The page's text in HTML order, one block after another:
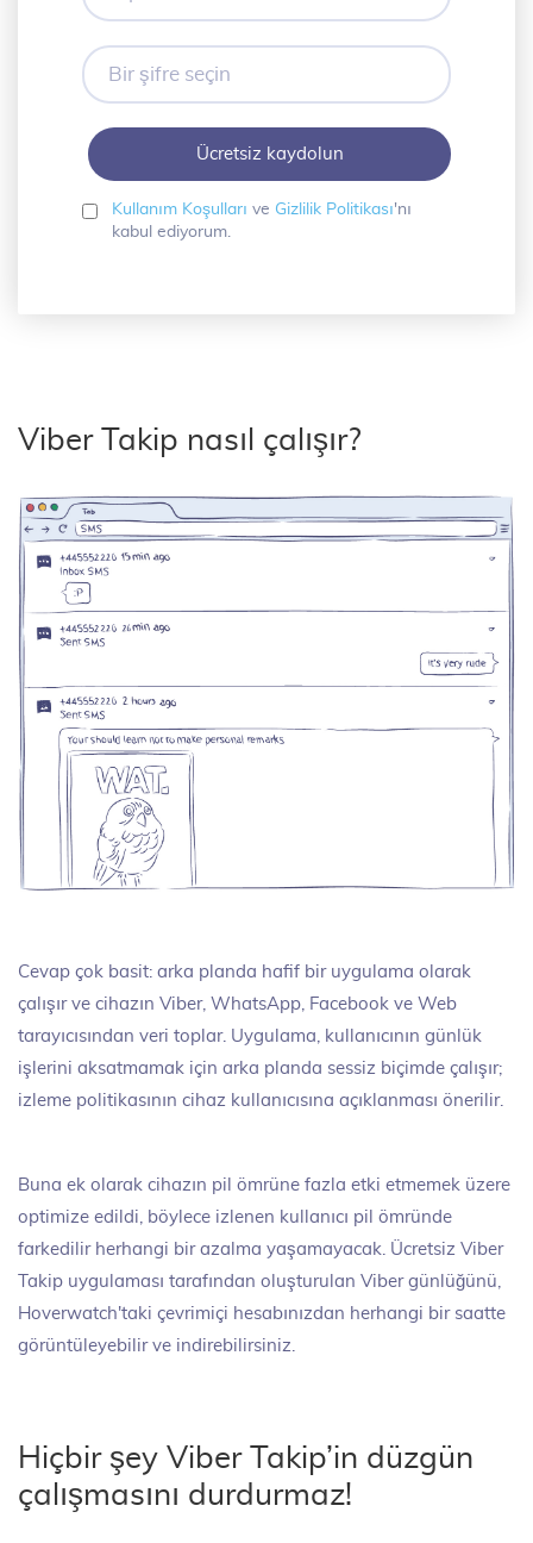
adresiniz
Bir
şifre
seçin
Kullanım Koşulları ve Gizlilik Politikası'nı
kabul ediyorum.
Viber Takip nasıl çalışır?
Cevap çok basit: arka planda hafif bir uygulama olarak
çalışır ve cihazın Viber, WhatsApp, Facebook ve Web
tarayıcısından veri toplar. Uygulama, kullanıcının günlük
işlerini aksatmamak için arka planda sessiz biçimde çalışır;
izleme politikasının cihaz kullanıcısına açıklanması önerilir.
Buna ek olarak cihazın pil ömrüne fazla etki etmemek üzere
optimize edildi, böylece izlenen kullanıcı pil ömründe
farkedilir herhangi bir azalma yaşamayacak. Ücretsiz Viber
Takip uygulaması tarafından oluşturulan Viber günlüğünü,
Hoverwatch'taki çevrimiçi hesabınızdan herhangi bir saatte
görüntüleyebilir ve indirebilirsiniz.
Hiçbir şey Viber Takip’in düzgün
çalışmasını durdurmaz!